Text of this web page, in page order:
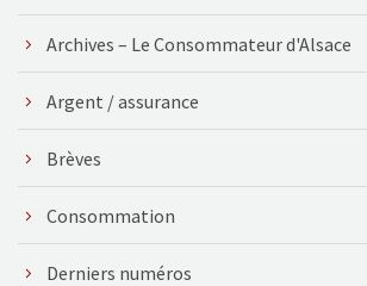
Archives – Le Consommateur d'Alsace
Argent / assurance
Brèves
Consommation
Derniers numéros